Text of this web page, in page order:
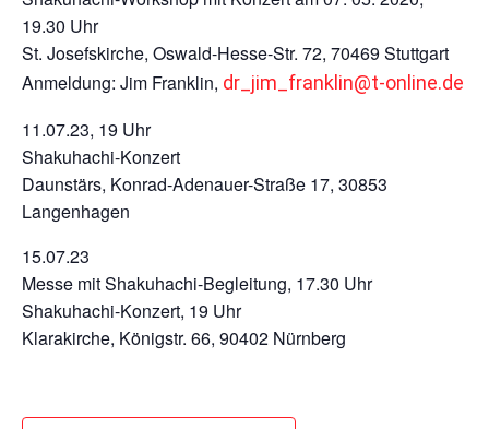
19.30 Uhr
St. Josefskirche, Oswald-Hesse-Str. 72, 70469 Stuttgart
Anmeldung: Jim Franklin, dr_jim_franklin@t-online.de
11.07.23, 19 Uhr
Shakuhachi-Konzert
Daunstärs, Konrad-Adenauer-Straße 17, 30853
Langenhagen
15.07.23
Messe mit Shakuhachi-Begleitung, 17.30 Uhr
Shakuhachi-Konzert, 19 Uhr
Klarakirche, Königstr. 66, 90402 Nürnberg